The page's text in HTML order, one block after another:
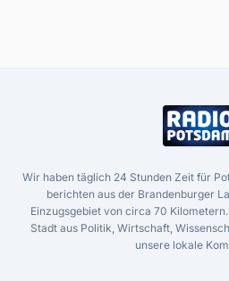
Wir haben täglich 24 Stunden Zeit für
berichten aus der Brandenburger
Einzugsgebiet von circa 70
Stadt aus Politik, Wirtschaft,
unsere lokale